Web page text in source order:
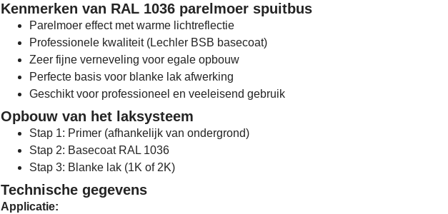
Kenmerken van RAL 1036 parelmoer spuitbus
Parelmoer effect met warme lichtreflectie
Professionele kwaliteit (Lechler BSB basecoat)
Zeer fijne verneveling voor egale opbouw
Perfecte basis voor blanke lak afwerking
Geschikt voor professioneel en veeleisend gebruik
Opbouw van het laksysteem
Stap 1: Primer (afhankelijk van ondergrond)
Stap 2: Basecoat RAL 1036
Stap 3: Blanke lak (1K of 2K)
Technische gegevens
Applicatie: